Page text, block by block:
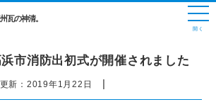
瓦の神清。
市消防出初式が開催されました
更新： 2019年1月22日 |